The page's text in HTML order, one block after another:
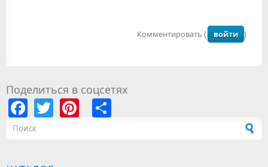
Комментировать ( войти )
Поделиться в соцсетях
Facebook
TwitterPinterest
Форма поиска